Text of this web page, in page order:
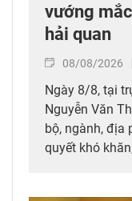
vướng
hải quan
08/08/2026
Ngày 8/8, tại
Nguyễn Văn
bộ, ngành, địa
quyết khó